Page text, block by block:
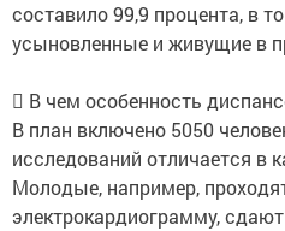
составило 99,9 процента, в
усыновленные и живущие в
 В чем особенность
В план включено 5050
исследований отличается в
Молодые, например,
электрокардиограмму,